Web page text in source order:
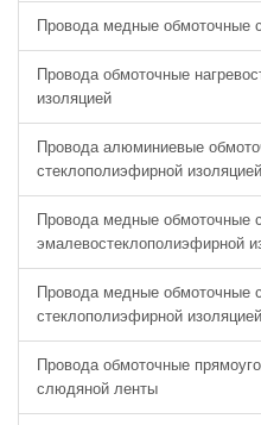
Провода медные обмоточные
Провода обмоточные
изоляцией
Провода алюминиевые
стеклополиэфирной изоляцией
Провода медные обмоточные
эмалевостеклополиэфирной
Провода медные обмоточные
стеклополиэфирной изоляцией
Провода обмоточные
слюдяной ленты